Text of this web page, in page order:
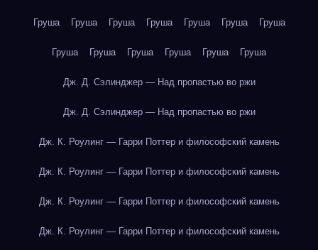
Груша Груша Груша Груша Груша Груша Груша
Груша Груша Груша Груша Груша Груша
Дж. Д. Сэлинджер — Над пропастью во ржи
Дж. Д. Сэлинджер — Над пропастью во ржи
Дж. К. Роулинг — Гарри Поттер и философский камень
Дж. К. Роулинг — Гарри Поттер и философский камень
Дж. К. Роулинг — Гарри Поттер и философский камень
Дж. К. Роулинг — Гарри Поттер и философский камень